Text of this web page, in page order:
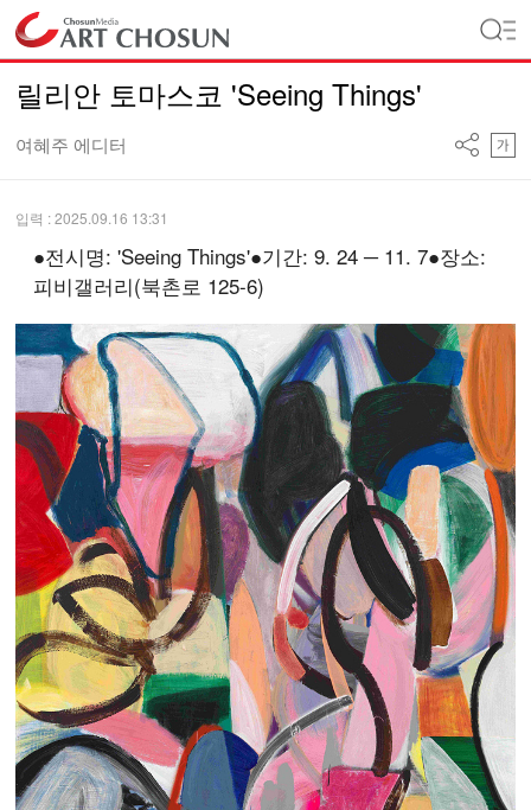
릴리안 토마스코 'Seeing Things'
여혜주 에디터
입력 : 2025.09.16 13:31
●전시명: 'Seeing Things'●기간: 9. 24 ─ 11. 7●장소:
피비갤러리(북촌로 125-6)